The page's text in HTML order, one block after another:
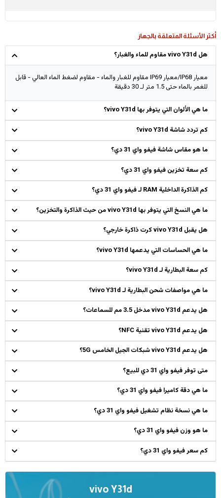
أكثر الأسئلة المتعلقة بالجهاز
هل vivo Y31d مقاوم للماء والغبار؟
معيار IP68/معيار IP69 مقاوم للغبار والماء - مقاوم لضغط الماء العالي - قابل
للغمر بالماء حتى 1.5 متر لـ 30 دقيقة
ما هي الألوان التي يتوفر بها vivo Y31d؟
كم تردد شاشة vivo Y31d؟
ما هو مقاس شاشة فيفو واي 31 دي؟
كم سعة تخزين فيفو واي 31 دي؟
كم الذاكرة الداخلية RAM لـ فيفو واي 31 دي؟
ما هي النسخ التي يتوفر بها vivo Y31d من حيث الذاكرة والتخزين؟
هل يقبل vivo Y31d كرت ذاكرة خارجي؟
ما هي الحساسات التي يدعمها vivo Y31d؟
كم سعة البطارية لـ vivo Y31d؟
ما هي مواصفات شحن البطارية لـ vivo Y31d؟
هل يدعم vivo Y31d مدخل 3.5 مم للسماعات؟
هل يدعم vivo Y31d تقنية NFC؟
هل يدعم vivo Y31d شبكات الجيل الخامس 5G؟
متى توفر فيفو واي 31 دي للبيع؟
ما هي دقة كاميرا فيفو واي 31 دي؟
ما هي نسخة نظام تشغيل فيفو واي 31 دي؟
ما هو وزن فيفو واي 31 دي؟
كم سعر فيفو واي 31 دي؟
vivo Y31d